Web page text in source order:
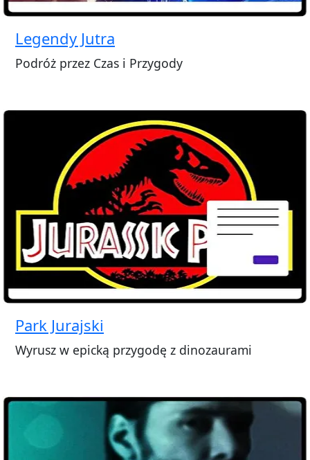
Legendy Jutra
Podróż przez Czas i Przygody
Park Jurajski
Wyrusz w epicką przygodę z dinozaurami